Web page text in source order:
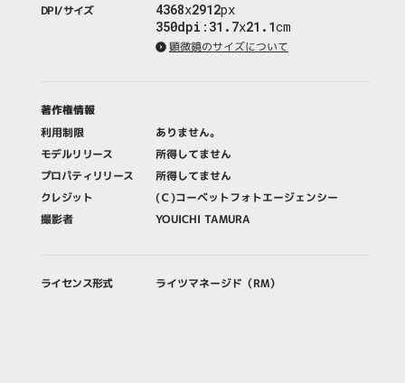
DPI/サイズ 4368x2912px
350dpi : 31.7x21.1cm
顕微鏡のサイズについて
著作権情報
利用制限
ありません。
モデルリリース
所得してません
プロパティリリース
所得してません
クレジット
(Ｃ)コーベットフォトエージェンシー
撮影者
YOUICHI TAMURA
ライセンス形式 ライツマネージド（RM）